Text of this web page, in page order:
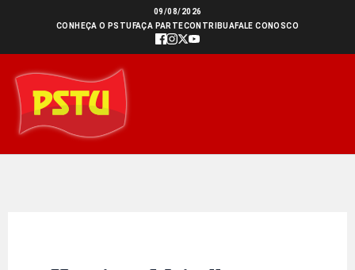
conteúdo
09/08/2026
CONHEÇA O PSTU FAÇA PARTECONTRIBUAFALE CONOSCO